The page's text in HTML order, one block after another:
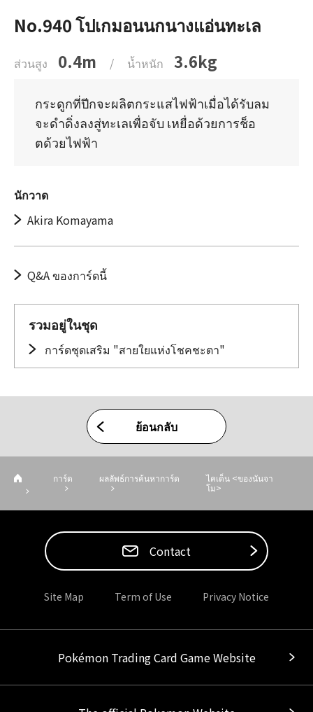
No.940 โปเกมอนนกนางแอ่นทะเล
ส่วนสูง 0.4m / น้ำหนัก 3.6kg
กระดูกที่ปีกจะผลิตกระแสไฟฟ้าเมื่อได้รับลม
จะดำดิ่งลงสู่ทะเลเพื่อจับ เหยื่อด้วยการช็อ
ตด้วยไฟฟ้า
นักวาด
Akira Komayama
Q&A ของการ์ดนี้
รวมอยู่ในชุด
การ์ดชุดเสริม "สายใยแห่งโชคชะตา"
ย้อนกลับ
การ์ด ผลลัพธ์การค้นหาการ์ด
ไคเด็น <ของนันจา
โม>
Contact
Site Map Term of Use Privacy Notice
Pokémon Trading Card Game Website